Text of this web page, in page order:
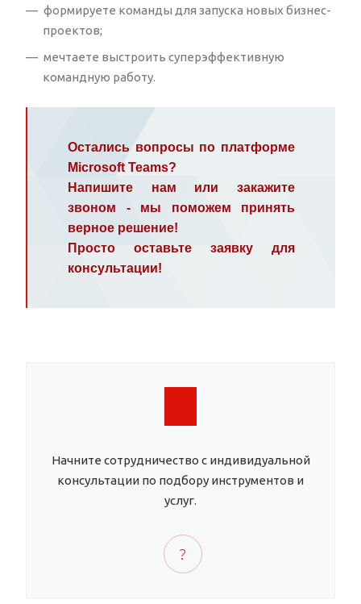
формируете команды для запуска новых бизнес-
проектов;
мечтаете выстроить суперэффективную
командную работу.
Остались вопросы по платформе
Microsoft Teams?
Напишите нам или закажите
звоном - мы поможем принять
верное решение!
Просто оставьте заявку для
консультации!
Начните сотрудничество с индивидуальной
консультации по подбору инструментов и
услуг.